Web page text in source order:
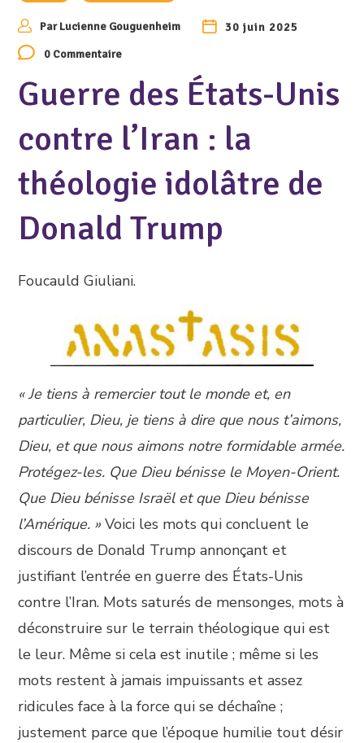
ParLucienne Gouguenheim
30 juin 2025
0 Commentaire
Guerre des États-Unis
contre l’Iran : la
théologie idolâtre de
Donald Trump
Foucauld Giuliani.
« Je tiens à remercier tout le monde et, en
particulier, Dieu, je tiens à dire que nous t’aimons,
Dieu, et que nous aimons notre formidable armée.
Protégez-les. Que Dieu bénisse le Moyen-Orient.
Que Dieu bénisse Israël et que Dieu bénisse
l’Amérique. »Voici les mots qui concluent le
discours de Donald Trump annonçant et
justifiant l’entrée en guerre des États-Unis
contre l’Iran. Mots saturés de mensonges, mots à
déconstruire sur le terrain théologique qui est
le leur. Même si cela est inutile ; même si les
mots restent à jamais impuissants et assez
ridicules face à la force qui se déchaîne ;
justement parce que l’époque humilie tout désir